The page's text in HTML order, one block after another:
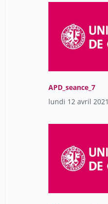
APD_seance_7
lundi 12 avril 2021